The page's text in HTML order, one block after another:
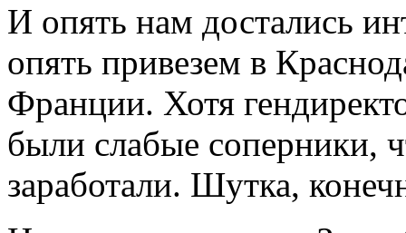
И опять нам достались
опять привезем в
Франции. Хотя
были слабые
заработали. Шутка,